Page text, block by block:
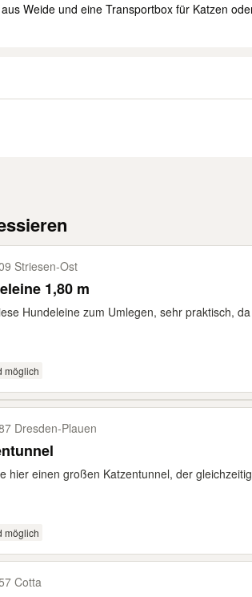
Weide und eine Transportbox für Katzen
Striesen-​Ost
1,80 m
Hundeleine zum Umlegen, sehr praktisch,
möglich
Dresden-​Plauen
hier einen großen Katzentunnel, der
möglich
Cotta